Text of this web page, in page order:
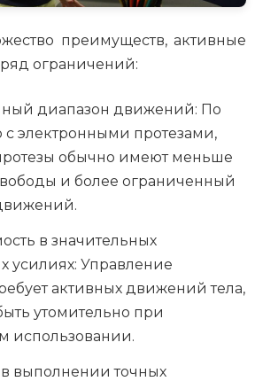
преимуществ, активные
ограничений:
диапазон движений: По
электронными протезами,
обычно имеют меньше
и более ограниченный
в значительных
усилиях: Управление
активных движений тела,
утомительно при
использовании.
выполнении точных